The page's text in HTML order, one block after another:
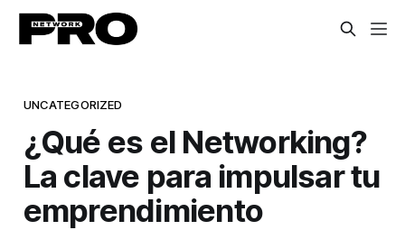
UNCATEGORIZED
¿Qué es el Networking?
La clave para impulsar tu
emprendimiento